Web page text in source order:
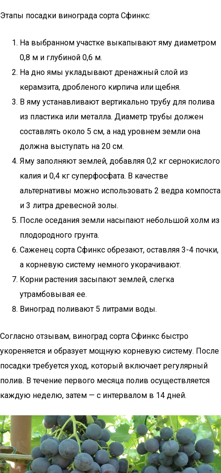
Этапы посадки винограда сорта Сфинкс:
На выбранном участке выкапывают яму диаметром
0,8 м и глубиной 0,6 м.
На дно ямы укладывают дренажный слой из
керамзита, дробленого кирпича или щебня.
В яму устанавливают вертикально трубу для полива
из пластика или металла. Диаметр трубы должен
составлять около 5 см, а над уровнем земли она
должна выступать на 20 см.
Яму заполняют землей, добавляя 0,2 кг сернокислого
калия и 0,4 кг суперфосфата. В качестве
альтернативы можно использовать 2 ведра компоста
и 3 литра древесной золы.
После оседания земли насыпают небольшой холм из
плодородного грунта.
Саженец сорта Сфинкс обрезают, оставляя 3-4 почки,
а корневую систему немного укорачивают.
Корни растения засыпают землей, слегка
утрамбовывая ее.
Виноград поливают 5 литрами воды.
Согласно отзывам, виноград сорта Сфинкс быстро
укореняется и образует мощную корневую систему. После
посадки требуется уход, который включает регулярный
полив. В течение первого месяца полив осуществляется
каждую неделю, затем — с интервалом в 14 дней.